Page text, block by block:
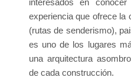
interesados en
experiencia que ofrece la
(rutas de senderismo),
es uno de los lugares
una arquitectura
de cada construcción.